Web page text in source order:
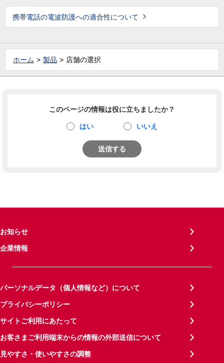
携帯電話の電波防護への適合性について
ホーム 製品 店舗の選択
このページの情報は役に立ちましたか？
はい いいえ
送信する
お知らせ
企業情報
パーソナルデータ（個人情報など）について
プライバシーポリシー
サイトご利用にあたって
お客さまご利用端末からの情報の外部送信について
見やすさ・使いやすさの調整